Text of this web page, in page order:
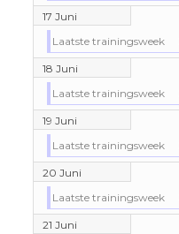
17 Juni
Laatste trainingsweek
18 Juni
Laatste trainingsweek
19 Juni
Laatste trainingsweek
20 Juni
Laatste trainingsweek
21 Juni